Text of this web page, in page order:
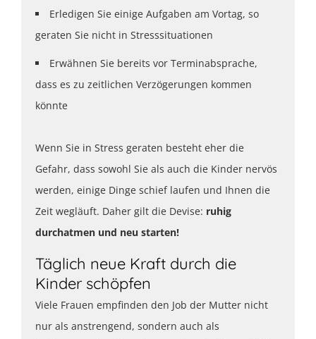
Erledigen Sie einige Aufgaben am Vortag, so
geraten Sie nicht in Stresssituationen
Erwähnen Sie bereits vor Terminabsprache,
dass es zu zeitlichen Verzögerungen kommen
könnte
Wenn Sie in Stress geraten besteht eher die
Gefahr, dass sowohl Sie als auch die Kinder nervös
werden, einige Dinge schief laufen und Ihnen die
Zeit wegläuft. Daher gilt die Devise: ruhig
durchatmen und neu starten!
Täglich neue Kraft durch die
Kinder schöpfen
Viele Frauen empfinden den Job der Mutter nicht
nur als anstrengend, sondern auch als